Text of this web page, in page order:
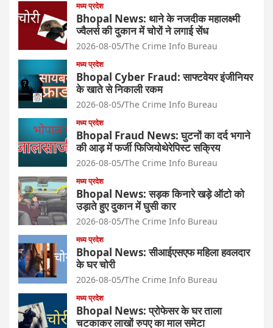
मध्य प्रदेश
Bhopal News: थाने के नजदीक महालक्ष्मी
ज्वैलर्स की दुकान में चोरों ने लगाई सेंध
2026-08-05 The Crime Info Bureau
मध्य प्रदेश
Bhopal Cyber Fraud: साफ्टवेयर इंजीनियर
के खाते से निकाली रकम
2026-08-05 The Crime Info Bureau
मध्य प्रदेश
Bhopal Fraud News: घुटनों का दर्द भगाने
की आड़ में फर्जी फिजियोथेरेपिस्ट सक्रिय
2026-08-05 The Crime Info Bureau
मध्य प्रदेश
Bhopal News: सड़क किनारे खड़े ऑटो को
उड़ाते हुए दुकान में घुसी कार
2026-08-05 The Crime Info Bureau
मध्य प्रदेश
Bhopal News: सीआईएसएफ महिला हवलदार
के घर चोरी
2026-08-05 The Crime Info Bureau
मध्य प्रदेश
Bhopal News: प्रोफेसर के घर ताला
चटकाकर लाखों रुपए का माल समेटा